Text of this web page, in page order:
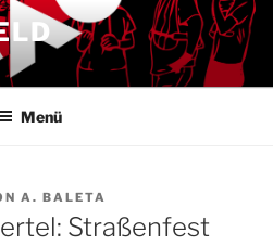
Menü
A. BALETA
Straßenfest